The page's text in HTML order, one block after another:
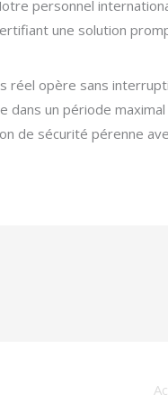
personnel
une solution
réel opère sans
dans un période
de sécurité pérenne